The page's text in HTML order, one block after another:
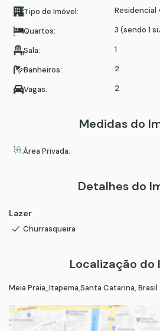
Tipo de Imóvel: Residencial
Quartos: 3 (sendo 1
Sala: 1
Banheiros: 2
Vagas: 2
Medidas do
Área Privada:
Detalhes do
Lazer
Churrasqueira
Localização do
Meia Praia Itapema Santa Catarina, Brasil